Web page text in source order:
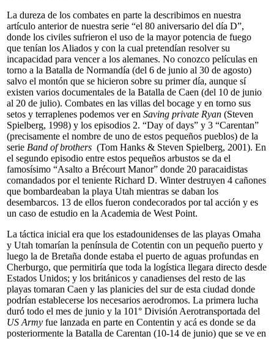
La dureza de los combates en parte la describimos en nuestra
artículo anterior de nuestra serie “el 80 aniversario del día D”,
donde los civiles sufrieron el uso de la mayor potencia de fuego
que tenían los Aliados y con la cual pretendían resolver su
incapacidad para vencer a los alemanes. No conozco películas en
torno a la Batalla de Normandía (del 6 de junio al 30 de agosto)
salvo el montón que se hicieron sobre su primer día, aunque sí
existen varios documentales de la Batalla de Caen (del 10 de junio
al 20 de julio). Combates en las villas del bocage y en torno sus
setos y terraplenes podemos ver en Saving private Ryan (Steven
Spielberg, 1998) y los episodios 2. “Day of days” y 3 “Carentan”
(precisamente el nombre de uno de estos pequeños pueblos) de la
serie Band of brothers (Tom Hanks & Steven Spielberg, 2001). En
el segundo episodio entre estos pequeños arbustos se da el
famosísimo “Asalto a Brécourt Manor” donde 20 paracaidistas
comandados por el teniente Richard D. Winter destruyen 4 cañones
que bombardeaban la playa Utah mientras se daban los
desembarcos. 13 de ellos fueron condecorados por tal acción y es
un caso de estudio en la Academia de West Point.
La táctica inicial era que los estadounidenses de las playas Omaha
y Utah tomarían la península de Cotentin con un pequeño puerto y
luego la de Bretaña donde estaba el puerto de aguas profundas en
Cherburgo, que permitiría que toda la logística llegara directo desde
Estados Unidos; y los británicos y canadienses del resto de las
playas tomaran Caen y las planicies del sur de esta ciudad donde
podrían establecerse los necesarios aerodromos. La primera lucha
duró todo el mes de junio y la 101° División Aerotransportada del
US Army fue lanzada en parte en Contentin y acá es donde se da
posteriormente la Batalla de Carentan (10-14 de junio) que se ve en